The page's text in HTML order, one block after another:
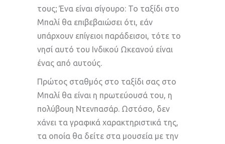
τους; Ένα είναι σίγουρο: Το ταξίδι στο
Μπαλί θα επιβεβαιώσει ότι, εάν
υπάρχουν επίγειοι παράδεισοι, τότε το
νησί αυτό του Ινδικού Ωκεανού είναι
ένας από αυτούς.
Πρώτος σταθμός στο ταξίδι σας στο
Μπαλί θα είναι η πρωτεύουσά του, η
πολύβουη Ντενπασάρ. Ωστόσο, δεν
χάνει τα γραφικά χαρακτηριστικά της,
τα οποία θα δείτε στα μουσεία με την